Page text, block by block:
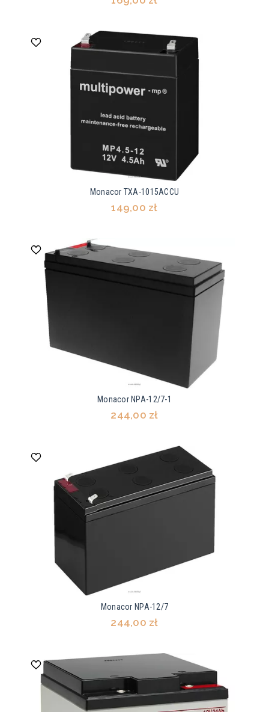
Monacor TXA-1015ACCU
149,00 zł
Monacor NPA-12/7-1
244,00 zł
Monacor NPA-12/7
244,00 zł